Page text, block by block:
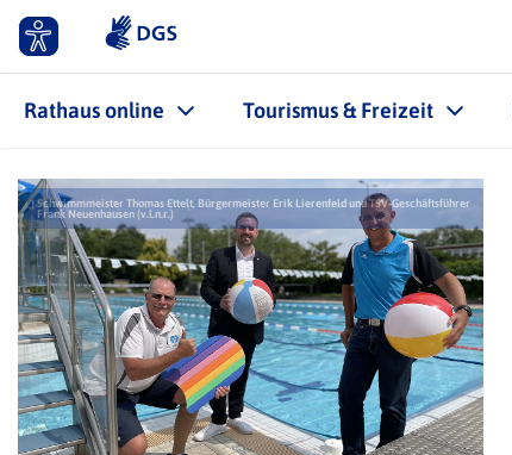
Rathaus online Tourismus & Freizeit
Schwimmmeister Thomas Ettelt, Bürgermeister Erik Lierenfeld und TSV-Geschäftsführer
Frank Neuenhausen (v.l.n.r.)